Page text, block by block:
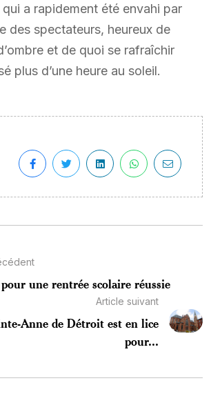
a rapidement été envahi par
des spectateurs, heureux de
et de quoi se rafraîchir
plus d’une heure au soleil.
une rentrée scolaire réussie
Article suivant
Anne de Détroit est en lice
pour...